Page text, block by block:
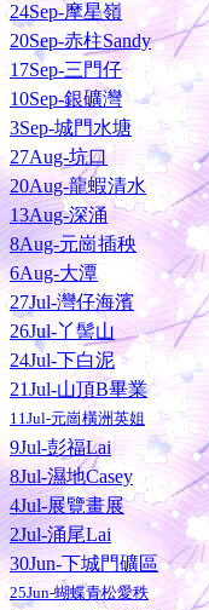
24Sep-摩星嶺
20Sep-赤柱Sandy
17Sep-三門仔
10Sep-銀礦灣
3Sep-城門水塘
27Aug-坑口
20Aug-龍蝦清水
13Aug-深涌
8Aug-元崗插秧
6Aug-大潭
27Jul-灣仔海濱
26Jul-丫髻山
24Jul-下白泥
21Jul-山頂B畢業
11Jul-元崗橫洲英姐
9Jul-彭福Lai
8Jul-濕地Casey
4Jul-展覽畫展
2Jul-涌尾Lai
30Jun-下城門礦區
25Jun-蝴蝶青松愛秩